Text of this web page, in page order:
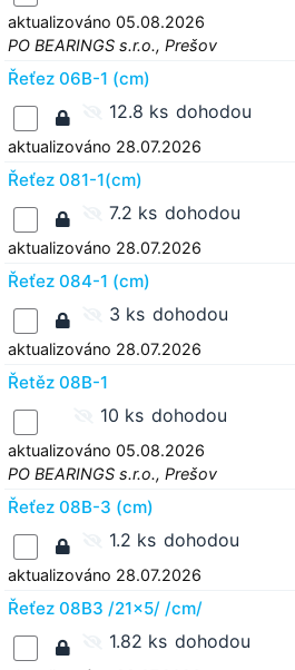
aktualizováno 05.08.2026
PO BEARINGS s.r.o., Prešov
Řeťez 06B-1 (cm)
12.8 ks dohodou
aktualizováno 28.07.2026
Řeťez 081-1(cm)
7.2 ks dohodou
aktualizováno 28.07.2026
Řeťez 084-1 (cm)
3 ks dohodou
aktualizováno 28.07.2026
Řetěz 08B-1
10 ks dohodou
aktualizováno 05.08.2026
PO BEARINGS s.r.o., Prešov
Řeťez 08B-3 (cm)
1.2 ks dohodou
aktualizováno 28.07.2026
Řeťez 08B3 /21x5/ /cm/
1.82 ks dohodou